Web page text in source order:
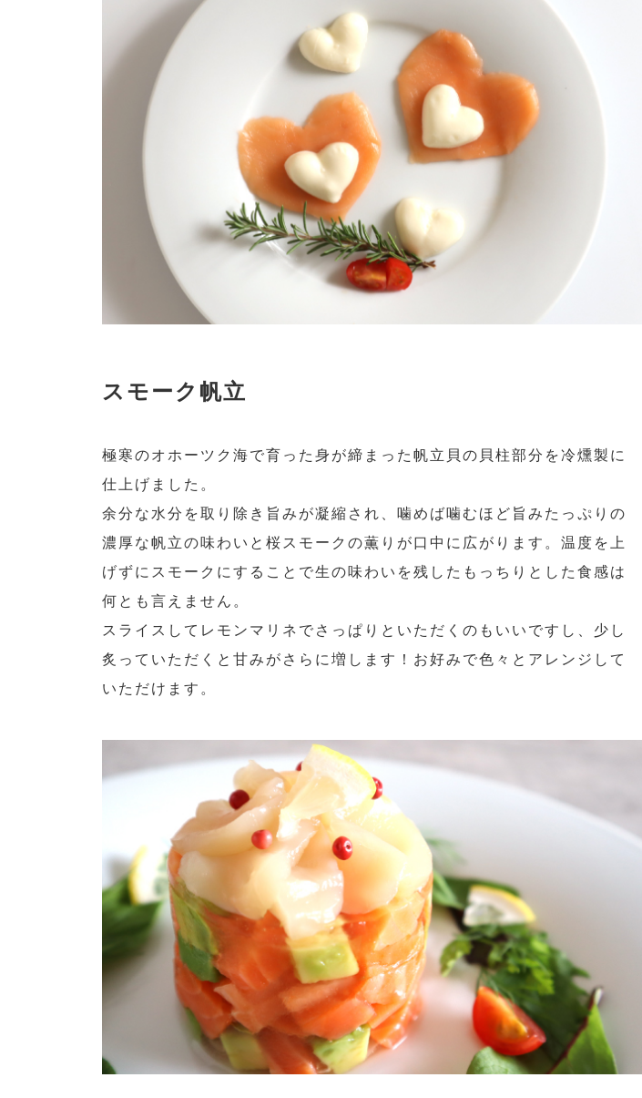
スモーク帆立
極寒のオホーツク海で育った身が締まった帆立貝の貝柱部分を冷燻製に
仕上げました。
余分な水分を取り除き旨みが凝縮され、噛めば噛むほど旨みたっぷりの
濃厚な帆立の味わいと桜スモークの薫りが口中に広がります。温度を上
げずにスモークにすることで生の味わいを残したもっちりとした食感は
何とも言えません。
スライスしてレモンマリネでさっぱりといただくのもいいですし、少し
炙っていただくと甘みがさらに増します！お好みで色々とアレンジして
いただけます。